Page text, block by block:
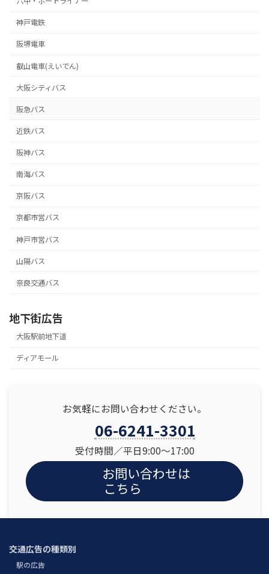
神戸電鉄
阪堺電車
叡山電車(えいでん)
大阪シティバス
阪急バス
近鉄バス
阪神バス
南海バス
京阪バス
京都市営バス
神戸市営バス
山陽バス
奈良交通バス
地下街広告
大阪駅前地下道
ディアモール
お気軽にお問い合わせください。
06-6241-3301
受付時間／平日9:00〜17:00
お問い合わせは
こちら
交通広告の種類別
駅の広告